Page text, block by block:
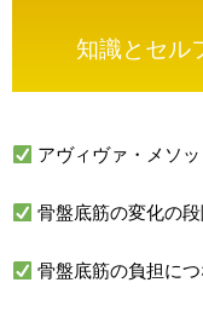
知識とセル
アヴィヴァ・メソ
骨盤底筋の変化の
骨盤底筋の負担に